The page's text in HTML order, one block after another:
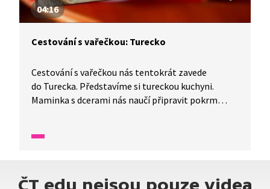
04:16
Cestování s vařečkou: Turecko
Cestování s vařečkou nás tentokrát zavede
do Turecka. Představíme si tureckou kuchyni.
Maminka s dcerami nás naučí připravit pokrm
důležité momenty.
ČT edu nejsou pouze videa